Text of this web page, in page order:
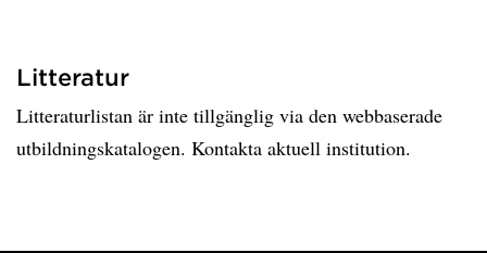
Litteratur
Litteraturlistan är inte tillgänglig via den webbaserade
utbildningskatalogen. Kontakta aktuell institution.